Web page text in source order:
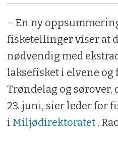
– En ny
fisketellinger viser at
nødvendig med
laksefisket i elvene
Trøndelag og sørover,
23. juni, sier leder for
i Miljødirektoratet,